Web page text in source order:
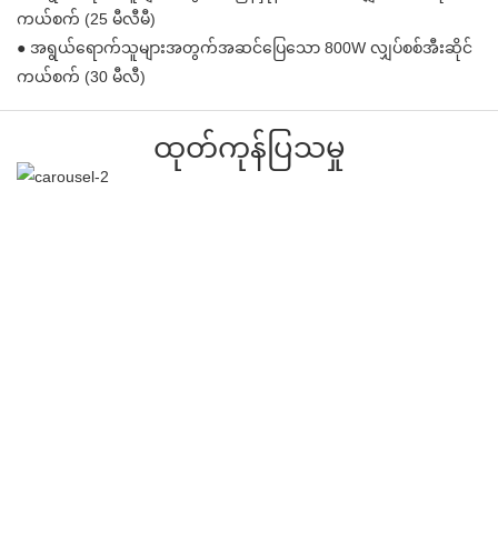
ကယ်စက် (25 မီလီမီ)
● အရွယ်ရောက်သူများအတွက်အဆင်ပြေသော 800W လျှပ်စစ်အီးဆိုင်
ကယ်စက် (30 မီလီ)
ထုတ်ကုန်ပြသမှု